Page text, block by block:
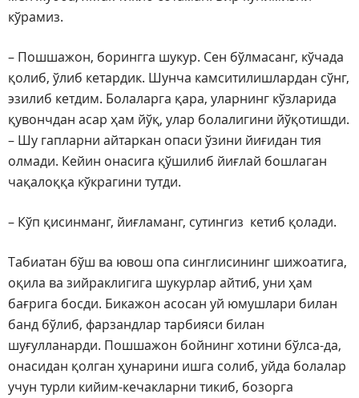
кўрамиз.
– Пошшажон, борингга шукур. Сен бўлмасанг, кўчада
қолиб, ўлиб кетардик. Шунча камситилишлардан сўнг,
эзилиб кетдим. Болаларга қара, уларнинг кўзларида
қувончдан асар ҳам йўқ, улар болалигини йўқотишди.
– Шу гапларни айтаркан опаси ўзини йиғидан тия
олмади. Кейин онасига қўшилиб йиғлай бошлаган
чақалоққа кўкрагини тутди.
– Кўп қисинманг, йиғламанг, сутингиз кетиб қолади.
Табиатан бўш ва ювош опа синглисининг шижоатига,
оқила ва зийраклигига шукурлар айтиб, уни ҳам
бағрига босди. Бикажон асосан уй юмушлари билан
банд бўлиб, фарзандлар тарбияси билан
шуғулланарди. Пошшажон бойнинг хотини бўлса-да,
онасидан қолган ҳунарини ишга солиб, уйда болалар
учун турли кийим-кечакларни тикиб, бозорга